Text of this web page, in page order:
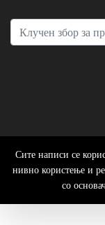
Сите написи се
нивно користење и
со